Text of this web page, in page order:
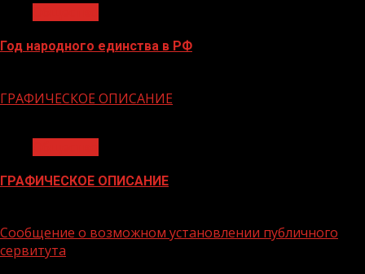
Год народного единства в РФ
ГРАФИЧЕСКОЕ ОПИСАНИЕ
ГРАФИЧЕСКОЕ ОПИСАНИЕ
Сообщение о возможном установлении публичного
сервитута